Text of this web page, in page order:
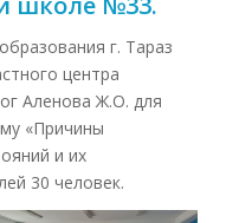
г. Тараз
центра
Аленова Ж.О. для
«Причины
и их
30 человек.